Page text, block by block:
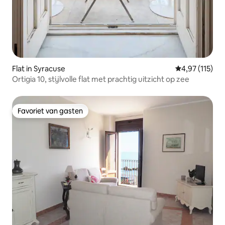
Flat in Syracuse Gemiddelde
4,97 (115)
Ortigia 10, stijlvolle flat met prachtig uitzicht op zee
Favoriet van gasten
Favoriet van gasten